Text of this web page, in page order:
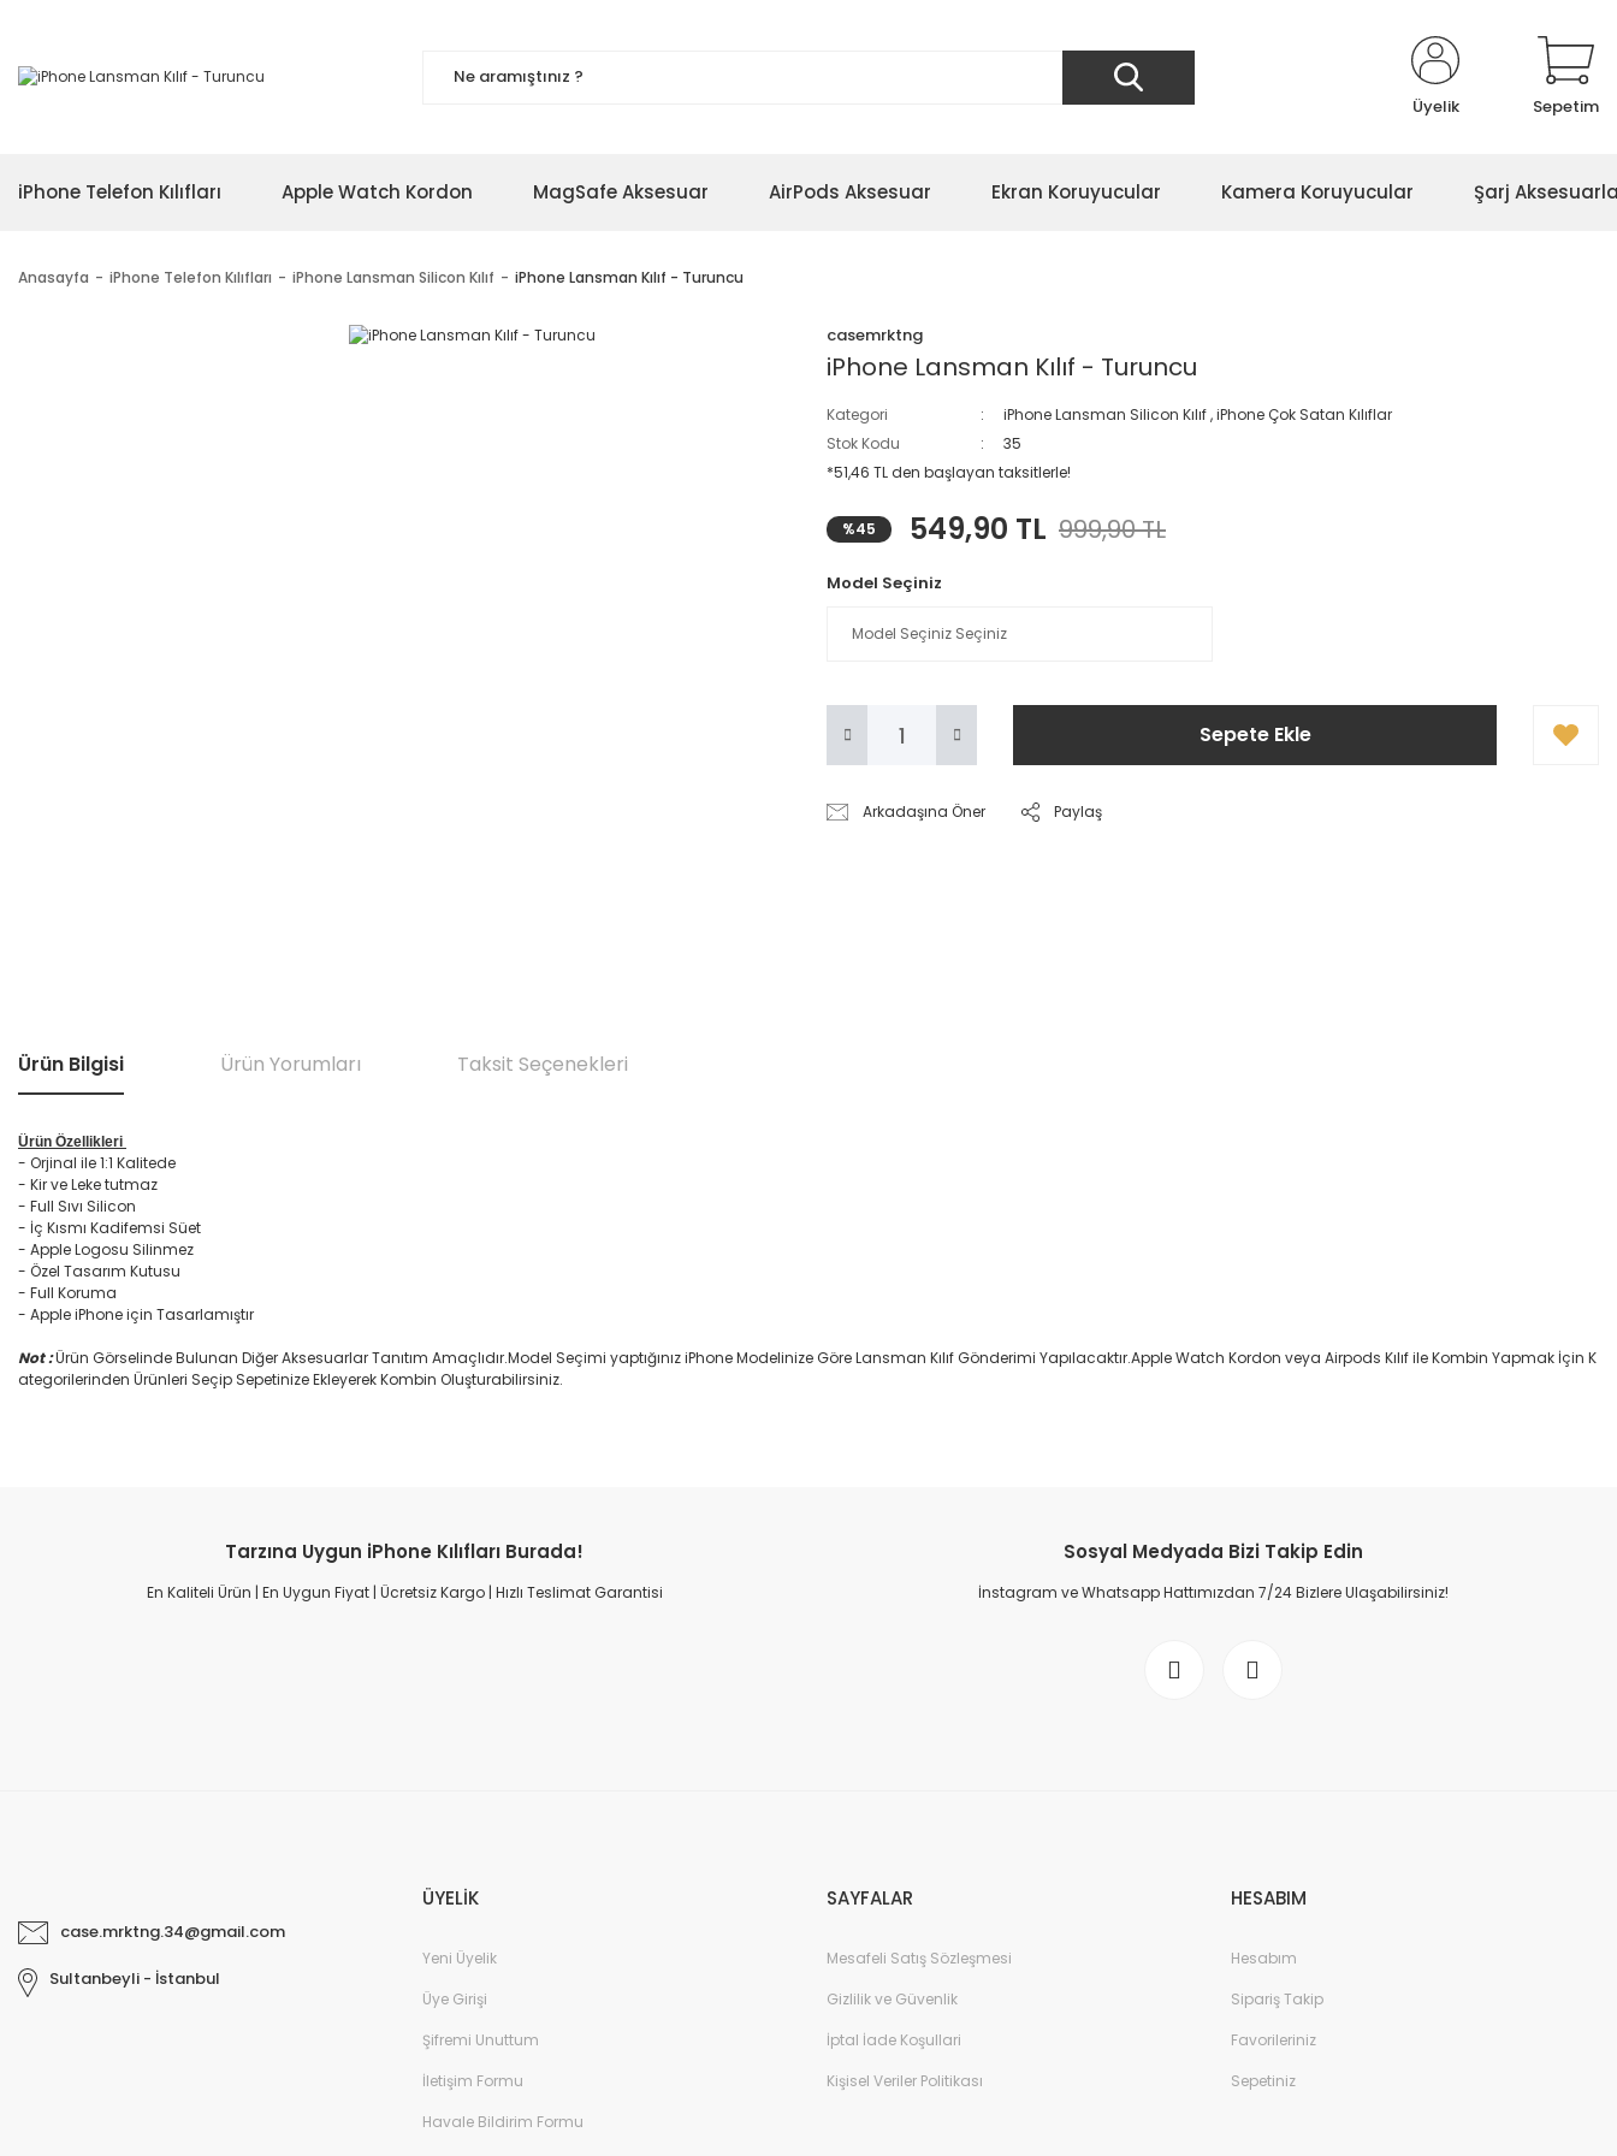
Üyelik Sepetim
iPhone Telefon Kılıfları Apple Watch Kordon MagSafe Aksesuar AirPods Aksesuar Ekran Koruyucular Kamera Koruyucular Şarj
Anasayfa iPhone Telefon Kılıfları iPhone Lansman Silicon Kılıf iPhone Lansman Kılıf - Turuncu
casemrktng
iPhone Lansman Kılıf - Turuncu
Kategori iPhone Lansman Silicon Kılıf,iPhone Çok Satan Kılıflar
Stok Kodu
35
*51,46 TL den başlayan taksitlerle!
%45 549,90 TL 999,90 TL
Model Seçiniz
Sepete Ekle
Arkadaşına Öner Paylaş
Ürün Bilgisi Ürün Yorumları Taksit Seçenekleri
Ürün Özellikleri
- Orjinal ile 1:1 Kalitede
- Kir ve Leke tutmaz
- Full Sıvı Silicon
- İç Kısmı Kadifemsi Süet
- Apple Logosu Silinmez
- Özel Tasarım Kutusu
- Full Koruma
- Apple iPhone için Tasarlamıştır
Not :Ürün Görselinde Bulunan Diğer Aksesuarlar Tanıtım Amaçlıdır.Model Seçimi yaptığınız iPhone Modelinize Göre Lansman Kılıf Gönderimi Yapılacaktır.Apple Watch Kordon veya Airpods Kılıf ile Kombin Yapmak İçin K
ategorilerinden Ürünleri Seçip Sepetinize Ekleyerek Kombin Oluşturabilirsiniz.
Harika bir ürün kesinlikle almalısınız
Ürün gayet kaliteli ve dikkat çekici ve koruyucu teşekkür ederim Casemrktng
Tarzına Uygun iPhone Kılıfları Burada!
En Kaliteli Ürün | En Uygun Fiyat | Ücretsiz Kargo | Hızlı Teslimat Garantisi
Sosyal Medyada Bizi Takip Edin
İnstagram ve Whatsapp Hattımızdan 7/24 Bizlere Ulaşabilirsiniz!
case.mrktng.34@gmail.com
Sultanbeyli - İstanbul
ÜYELİK
Yeni Üyelik
Üye Girişi
Şifremi Unuttum
İletişim Formu
Havale Bildirim Formu
SAYFALAR
Mesafeli Satış Sözleşmesi
Gizlilik ve Güvenlik
İptal İade Koşullari
Kişisel Veriler Politikası
HESABIM
Hesabım
Sipariş Takip
Favorileriniz
Sepetiniz